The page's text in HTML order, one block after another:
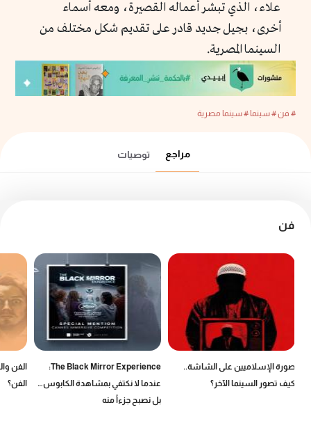
علاء، الذي تبشر أعماله القصيرة، ومعه أسماء
أخرى، بجيل جديد قادر على تقديم شكل مختلف من
السينما المصرية.
# فن# سينما # سينما مصرية
مراجع توصيات
فن
صورة الإسلاميين على الشاشة..
كيف تصور السينما الآخر؟
The Black Mirror Experience:
عندما لا نكتفي بمشاهدة الكابوس…
بل نصبح جزءاً منه
الفن
الفن؟